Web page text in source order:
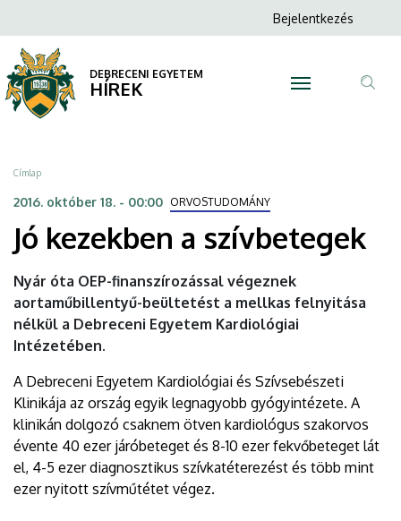
kezekben
a
szívbetegek
DEBRECENI
EGYETEM
a
tartalomra
Anonim
menüje
Bejelentkezés
DEBRECENI EGYETEM
HÍREK
Morzsa
Címlap
2016. október 18. - 00:00 ORVOSTUDOMÁNY
Jó kezekben a szívbetegek
Nyár óta OEP-finanszírozással végeznek
aortaműbillentyű-beültetést a mellkas felnyitása
nélkül a Debreceni Egyetem Kardiológiai
Intézetében.
A Debreceni Egyetem Kardiológiai és Szívsebészeti
Klinikája az ország egyik legnagyobb gyógyintézete. A
klinikán dolgozó csaknem ötven kardiológus szakorvos
évente 40 ezer járóbeteget és 8-10 ezer fekvőbeteget lát
el, 4-5 ezer diagnosztikus szívkatéterezést és több mint
ezer nyitott szívműtétet végez.